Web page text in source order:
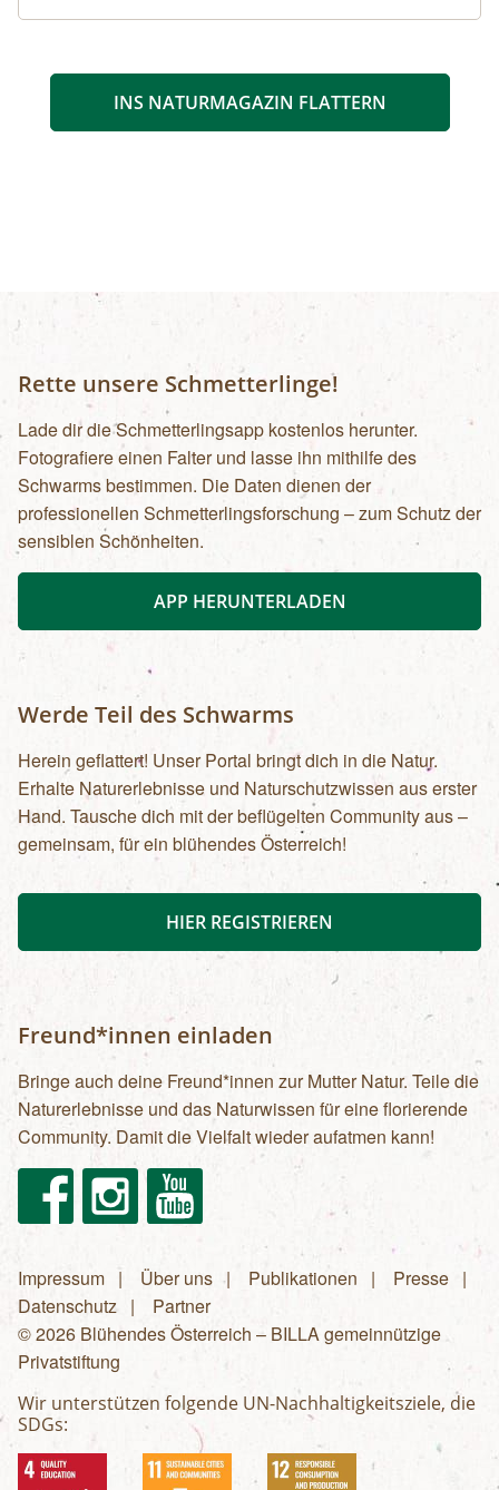
INS NATURMAGAZIN FLATTERN
Rette unsere Schmetterlinge!
Lade dir die Schmetterlingsapp kostenlos herunter.
Fotografiere einen Falter und lasse ihn mithilfe des
Schwarms bestimmen. Die Daten dienen der
professionellen Schmetterlingsforschung – zum Schutz der
sensiblen Schönheiten.
APP HERUNTERLADEN
Werde Teil des Schwarms
Herein geflattert! Unser Portal bringt dich in die Natur.
Erhalte Naturerlebnisse und Naturschutzwissen aus erster
Hand. Tausche dich mit der beflügelten Community aus –
gemeinsam, für ein blühendes Österreich!
HIER REGISTRIEREN
Freund*innen einladen
Bringe auch deine Freund*innen zur Mutter Natur. Teile die
Naturerlebnisse und das Naturwissen für eine florierende
Community. Damit die Vielfalt wieder aufatmen kann!
FacebookInstagram Youtube
Fußzeilenmenü
Impressum Über uns Publikationen
Presse
Datenschutz
Partner
© 2026 Blühendes Österreich – BILLA gemeinnützige
Privatstiftung
Wir unterstützen folgende UN-Nachhaltigkeitsziele, die
SDGs: